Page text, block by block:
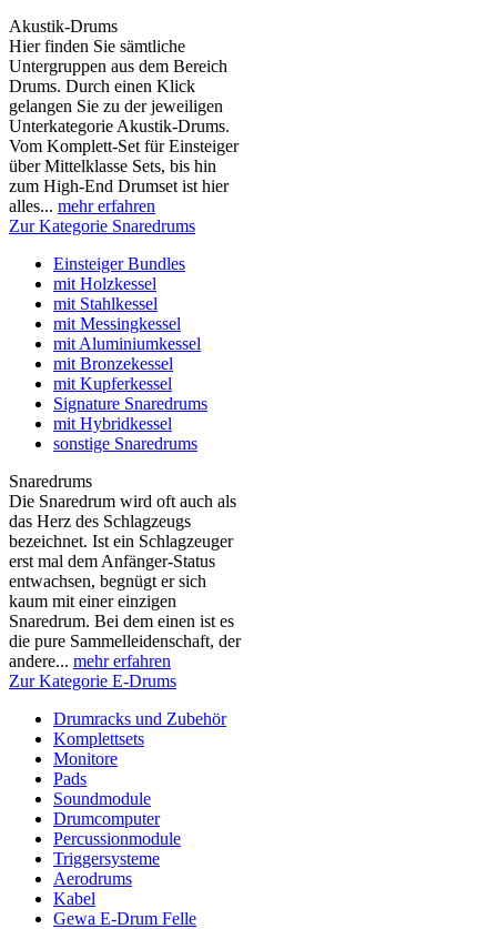
Akustik-Drums
Hier finden Sie sämtliche
Untergruppen aus dem Bereich
Drums. Durch einen Klick
gelangen Sie zu der jeweiligen
Unterkategorie Akustik-Drums.
Vom Komplett-Set für Einsteiger
über Mittelklasse Sets, bis hin
zum High-End Drumset ist hier
alles... mehr erfahren
Zur Kategorie Snaredrums
Einsteiger Bundles
mit Holzkessel
mit Stahlkessel
mit Messingkessel
mit Aluminiumkessel
mit Bronzekessel
mit Kupferkessel
Signature Snaredrums
mit Hybridkessel
sonstige Snaredrums
Snaredrums
Die Snaredrum wird oft auch als
das Herz des Schlagzeugs
bezeichnet. Ist ein Schlagzeuger
erst mal dem Anfänger-Status
entwachsen, begnügt er sich
kaum mit einer einzigen
Snaredrum. Bei dem einen ist es
die pure Sammelleidenschaft, der
andere... mehr erfahren
Zur Kategorie E-Drums
Drumracks und Zubehör
Komplettsets
Monitore
Pads
Soundmodule
Drumcomputer
Percussionmodule
Triggersysteme
Aerodrums
Kabel
Gewa E-Drum Felle